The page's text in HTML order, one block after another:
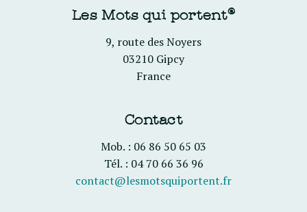
Les Mots qui portent®
9, route des Noyers
03210 Gipcy
France
Contact
Mob. : 06 86 50 65 03
Tél. : 04 70 66 36 96
contact@lesmotsquiportent.fr